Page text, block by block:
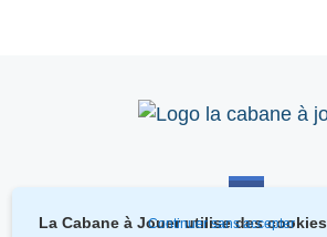
La Cabane à Jouer utilise des cookies
Continuer sans accepter